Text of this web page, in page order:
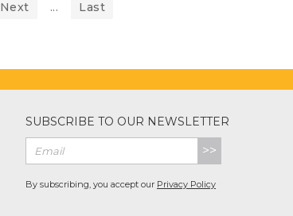
Next ... Last
SUBSCRIBE TO OUR NEWSLETTER
>>
By subscribing, you accept our Privacy Policy